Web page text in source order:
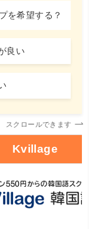
を希望する？
良い
スクロールできます
Kvillage